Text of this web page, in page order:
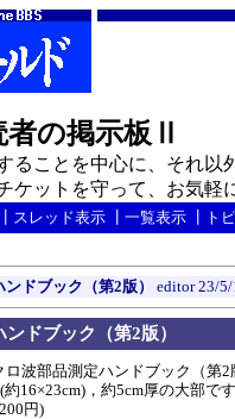
の掲示板Ⅱ
ることを中心に、それ以
ケットを守って、お気軽
スレッド表示 一覧表示 ト
ドブック（第2版） editor 23/5/
ドブック（第2版）
波部品測定ハンドブック（第2
16×23cm)，約5cm厚の大部です
円)